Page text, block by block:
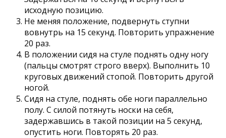
исходную позицию.
Не меняя положение, подвернуть ступни
вовнутрь на 15 секунд. Повторить упражнение
20 раз.
В положении сидя на стуле поднять одну ногу
(пальцы смотрят строго вверх). Выполнить 10
круговых движений стопой. Повторить другой
ногой.
Сидя на стуле, поднять обе ноги параллельно
полу. С силой потянуть носки на себя,
задержавшись в такой позиции на 5 секунд,
опустить ноги. Повторять 20 раз.